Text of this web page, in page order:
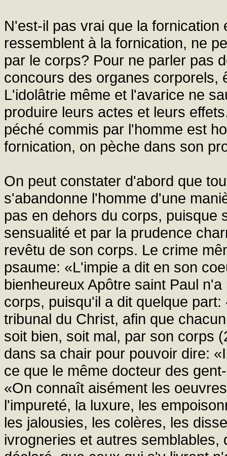
N'est-il pas vrai que la
ressemblent à la fornication, ne
par le corps? Pour ne parler pas
concours des organes corporels,
L'idolâtrie même et l'avarice ne
produire leurs actes et leurs
péché commis par l'homme est
fornication, on pèche dans son
On peut constater d'abord que
s'abandonne l'homme d'une
pas en dehors du corps, puisque
sensualité et par la prudence
revêtu de son corps. Le crime
psaume: «L'impie a dit en son
bienheureux Apôtre saint Paul
corps, puisqu'il a dit quelque
tribunal du Christ, afin que
soit bien, soit mal, par son corps
dans sa chair pour pouvoir dire:
ce que le même docteur des
«On connaît aisément les
l'impureté, la luxure, les
les jalousies, les colères, les
ivrogneries et autres